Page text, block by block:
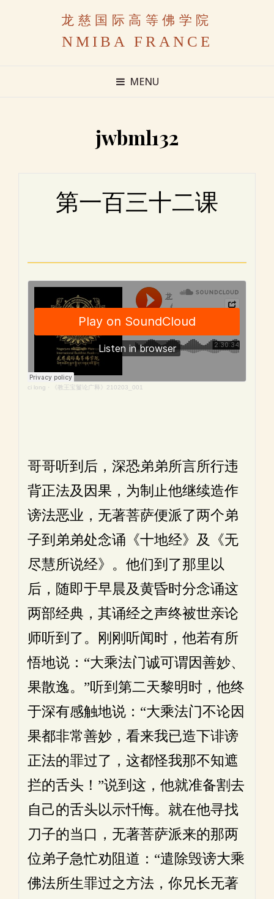
龙慈国际高等佛学院
NMIBA FRANCE
MENU
jwbml132
第一百三十二课
ci long · 《教王宝鬘论广释》210203_001
哥哥听到后，深恐弟弟所言所行违
背正法及因果，为制止他继续造作
谤法恶业，无著菩萨便派了两个弟
子到弟弟处念诵《十地经》及《无
尽慧所说经》。他们到了那里以
后，随即于早晨及黄昏时分念诵这
两部经典，其诵经之声终被世亲论
师听到了。刚刚听闻时，他若有所
悟地说：“大乘法门诚可谓因善妙、
果散逸。”听到第二天黎明时，他终
于深有感触地说：“大乘法门不论因
果都非常善妙，看来我已造下诽谤
正法的罪过了，这都怪我那不知遮
拦的舌头！”说到这，他就准备割去
自己的舌头以示忏悔。就在他寻找
刀子的当口，无著菩萨派来的那两
位弟子急忙劝阻道：“遣除毁谤大乘
佛法所生罪过之方法，你兄长无著